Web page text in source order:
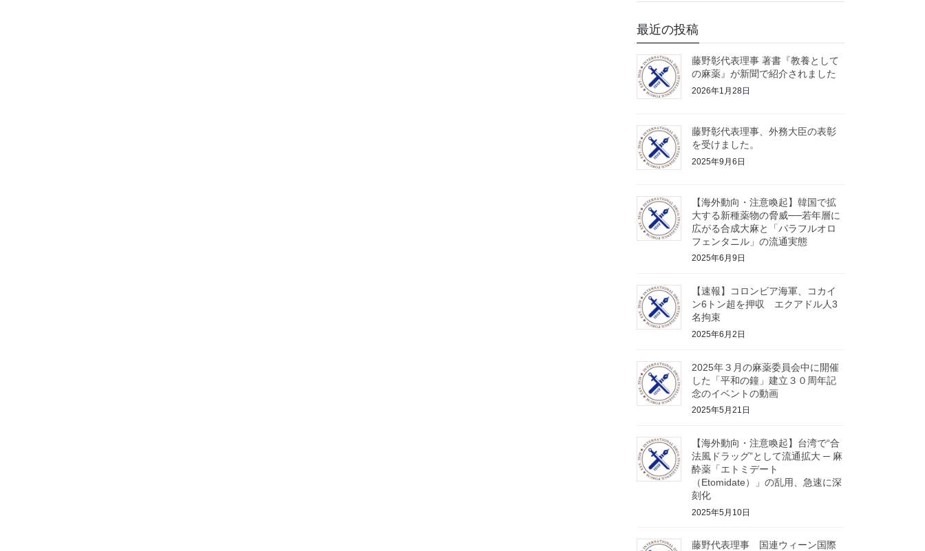
最近の投稿
藤野彰代表理事 著書『教養として
の麻薬』が新聞で紹介されました
2026年1月28日
藤野彰代表理事、外務大臣の表彰
を受けました。
2025年9月6日
【海外動向・注意喚起】韓国で拡
大する新種薬物の脅威──若年層に
広がる合成大麻と「パラフルオロ
フェンタニル」の流通実態
2025年6月9日
【速報】コロンビア海軍、コカイ
ン6トン超を押収 エクアドル人3
名拘束
2025年6月2日
2025年３月の麻薬委員会中に開催
した「平和の鐘」建立３０周年記
念のイベントの動画
2025年5月21日
【海外動向・注意喚起】台湾で“合
法風ドラッグ”として流通拡大 ─ 麻
酔薬「エトミデート
（Etomidate）」の乱用、急速に深
刻化
2025年5月10日
藤野代表理事 国連ウィーン国際